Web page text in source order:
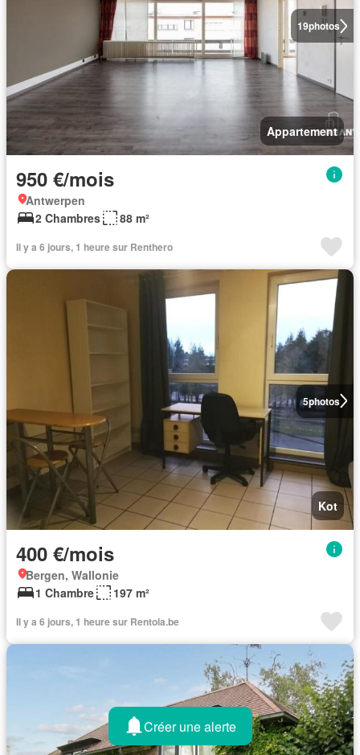
19photos
Appartement
950 €/mois
Antwerpen
2 Chambres
88 m²
Il y a 6 jours, 1 heure sur Renthero
5photos
Kot
400 €/mois
Bergen, Wallonie
1 Chambre
197 m²
Il y a 6 jours, 1 heure sur Rentola.be
Créer une alerte